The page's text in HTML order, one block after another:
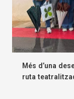
Més d’una
ruta